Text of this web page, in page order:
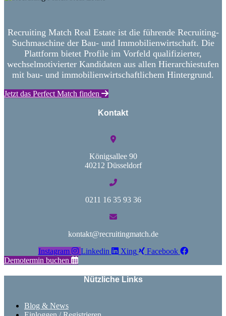
Recruiting Match Real Estate ist die führende Recruiting-
Suchmaschine der Bau- und Immobilienwirtschaft. Die
Plattform bietet Profile im Vorfeld qualifizierter,
wechselmotivierter Kandidaten aus allen Hierarchiestufen
mit bau- und immobilienwirtschaftlichem Hintergrund.
Jetzt das Perfect Match finden
Kontakt
Königsallee 90
40212 Düsseldorf
0211 16 35 93 36
kontakt@recruitingmatch.de
Instagram
Linkedin Xing
Facebook
Demotermin buchen
Nützliche Links
Blog & News